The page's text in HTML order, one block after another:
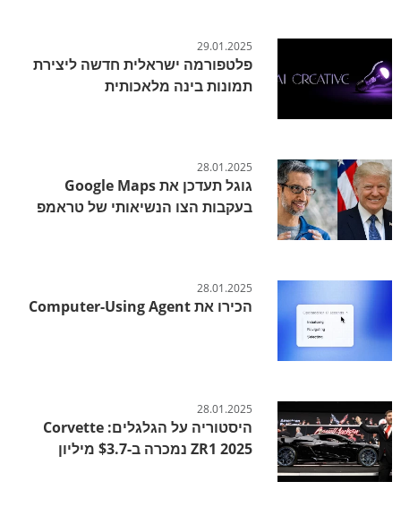
29.01.2025
פלטפורמה ישראלית חדשה ליצירת
תמונות בינה מלאכותית
28.01.2025
גוגל תעדכן את Google Maps
בעקבות הצו הנשיאותי של טראמפ
28.01.2025
הכירו את Computer-Using Agent
28.01.2025
היסטוריה על הגלגלים: Corvette
ZR1 2025 נמכרה ב-$3.7 מיליון